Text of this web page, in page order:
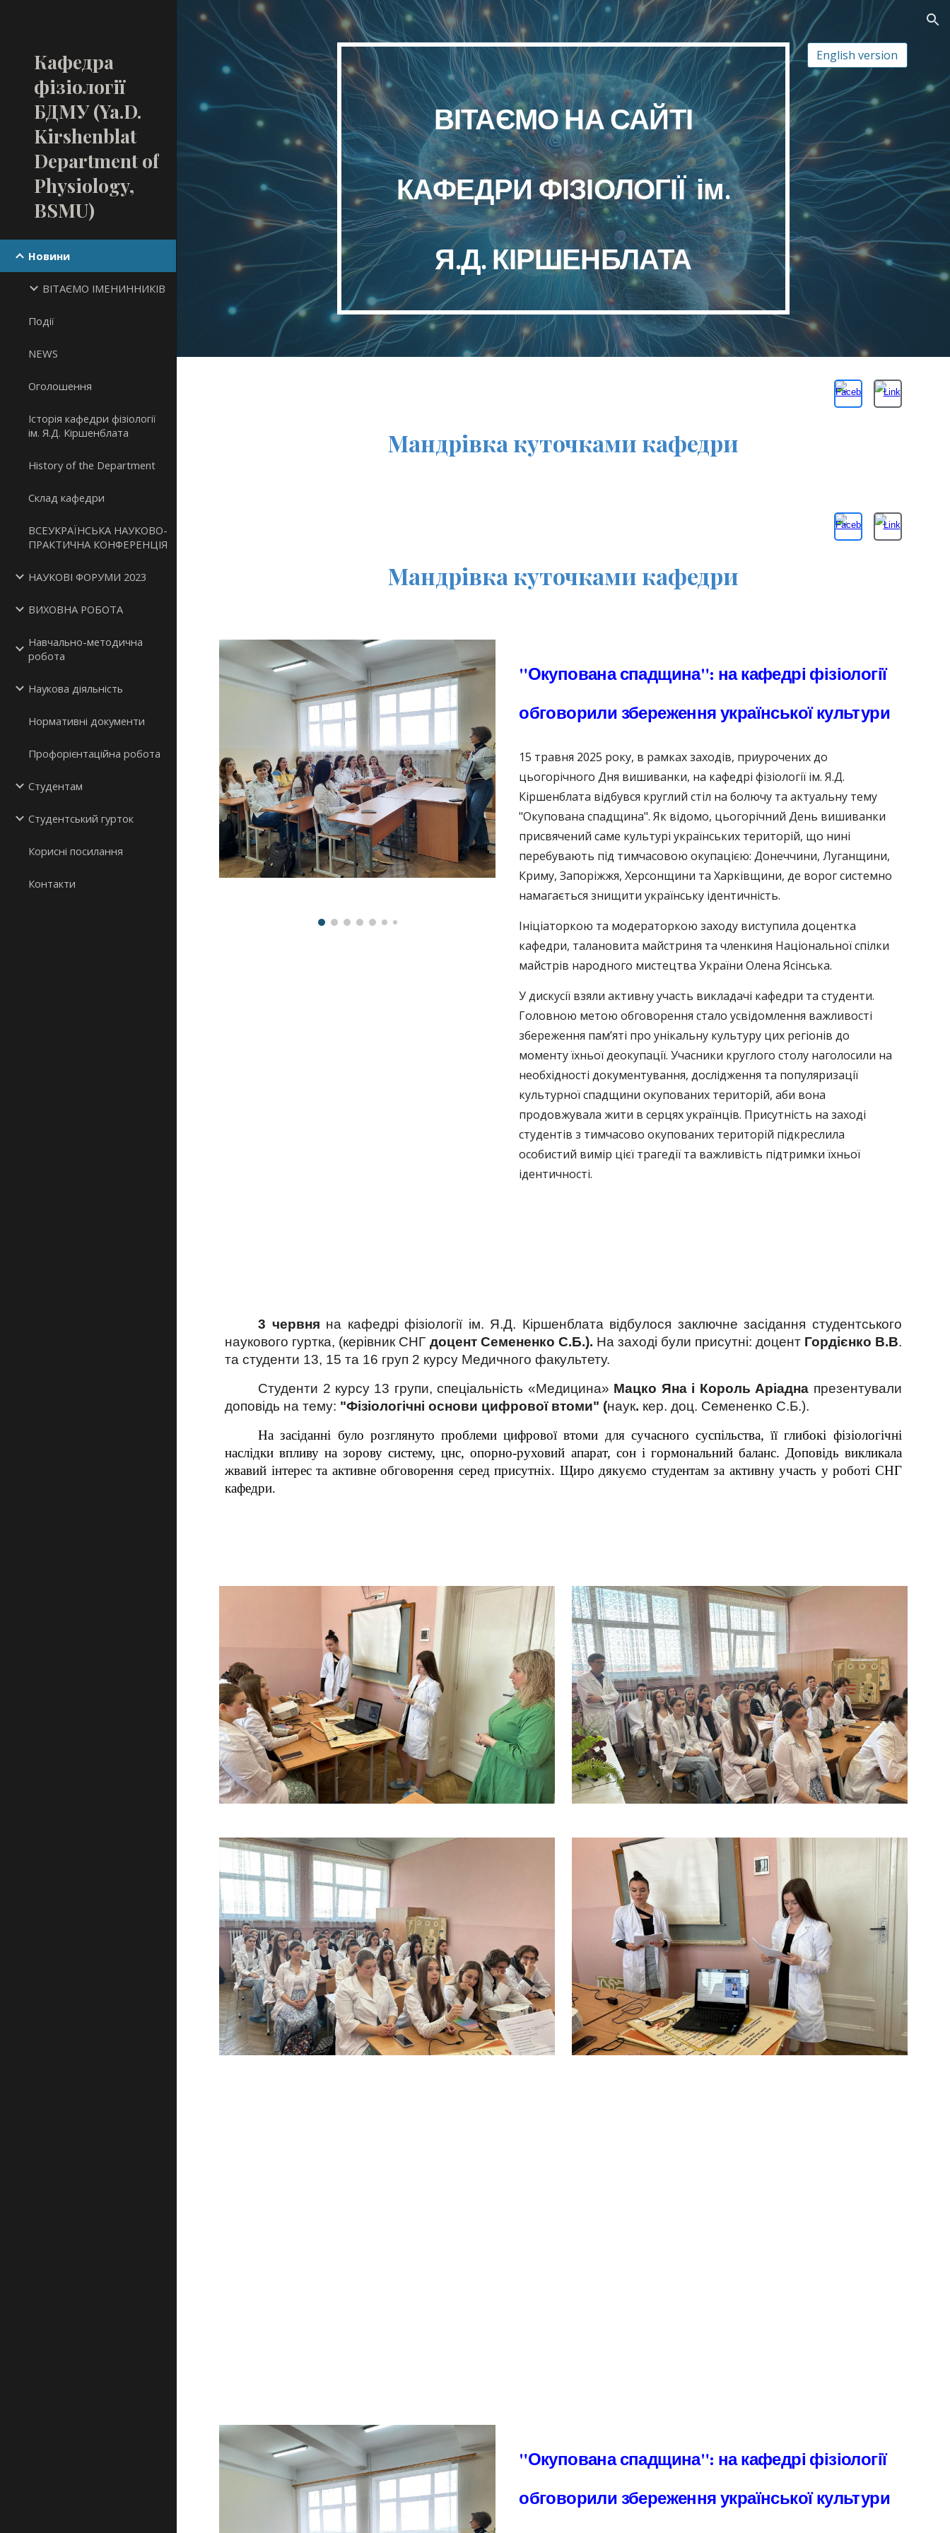
Skip to main content Skip to navigation
Кафедра
фізіології
БДМУ (Ya.D.
Kirshenblat
Department of
Physiology,
BSMU)
Новини
ВІТАЄМО ІМЕНИННИКІВ
Події
NEWS
Оголошення
Історія кафедри фізіології
ім. Я.Д. Кіршенблата
History of the Department
Склад кафедри
ВСЕУКРАЇНСЬКА НАУКОВО-
ПРАКТИЧНА КОНФЕРЕНЦІЯ
НАУКОВІ ФОРУМИ 2023
ВИХОВНА РОБОТА
Навчально-методична
робота
Наукова діяльність
Нормативні документи
Профорієнтаційна робота
Студентам
Студентський гурток
Корисні посилання
Контакти
ВІТАЄМО НА САЙТІ
КАФЕДРИ ФІЗІОЛОГІЇ ім.
Я.Д. КІРШЕНБЛАТА
English version
Мандрівка куточками кафедри
Мандрівка куточками кафедри
"Окупована спадщина": на кафедрі фізіології
обговорили збереження української культури
15 травня 2025 року, в рамках заходів, приурочених до
цьогорічного Дня вишиванки, на кафедрі фізіології ім. Я.Д.
Кіршенблата відбувся круглий стіл на болючу та актуальну тему
"Окупована спадщина". Як відомо, цьогорічний День вишиванки
присвячений саме культурі українських територій, що нині
перебувають під тимчасовою окупацією: Донеччини, Луганщини,
Криму, Запоріжжя, Херсонщини та Харківщини, де ворог системно
намагається знищити українську ідентичність.
Ініціаторкою та модераторкою заходу виступила доцентка
кафедри, талановита майстриня та членкиня Національної спілки
майстрів народного мистецтва України Олена Ясінська.
У дискусії взяли активну участь викладачі кафедри та студенти.
Головною метою обговорення стало усвідомлення важливості
збереження пам’яті про унікальну культуру цих регіонів до
моменту їхньої деокупації. Учасники круглого столу наголосили на
необхідності документування, дослідження та популяризації
культурної спадщини окупованих територій, аби вона
продовжувала жити в серцях українців. Присутність на заході
студентів з тимчасово окупованих територій підкреслила
особистий вимір цієї трагедії та важливість підтримки їхньої
ідентичності.
3 червня на кафедрі фізіології ім. Я.Д. Кіршенблата відбулося заключне засідання студентського
наукового гуртка, (керівник СНГ доцент Семененко С.Б.). На заході були присутні: доцент Гордієнко В.В.
та студенти 13, 15 та 16 груп 2 курсу Медичного факультету.
Студенти 2 курсу 13 групи, спеціальність «Медицина» Мацко Яна і Король Аріадна презентували
доповідь на тему: "Фізіологічні основи цифрової втоми" (наук. кер. доц. Семененко С.Б.).
На засіданні було розглянуто проблеми цифрової втоми для сучасного суспільства, її глибокі фізіологічні
наслідки впливу на зорову систему, цнс, опорно-руховий апарат, сон і гормональний баланс. Доповідь викликала
жвавий інтерес та активне обговорення серед присутніх. Щиро дякуємо студентам за активну участь у роботі СНГ
кафедри.
"Окупована спадщина": на кафедрі фізіології
обговорили збереження української культури